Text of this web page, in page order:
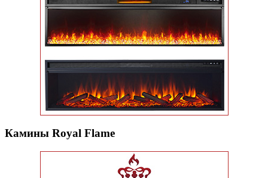
Камины Royal Flame